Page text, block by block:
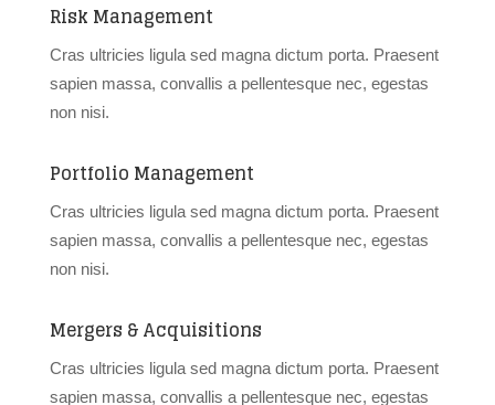
Risk Management
Cras ultricies ligula sed magna dictum porta. Praesent
sapien massa, convallis a pellentesque nec, egestas
non nisi.
Portfolio Management
Cras ultricies ligula sed magna dictum porta. Praesent
sapien massa, convallis a pellentesque nec, egestas
non nisi.
Mergers & Acquisitions
Cras ultricies ligula sed magna dictum porta. Praesent
sapien massa, convallis a pellentesque nec, egestas